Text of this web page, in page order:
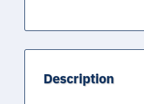
Description